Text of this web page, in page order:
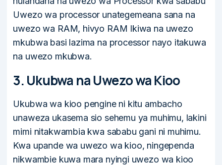
Uwezo wa processor unategemeana sana na
uwezo wa RAM, hivyo RAM Ikiwa na uwezo
mkubwa basi lazima na processor nayo itakuwa
na uwezo mkubwa.
3. Ukubwa na Uwezo wa Kioo
Ukubwa wa kioo pengine ni kitu ambacho
unaweza ukasema sio sehemu ya muhimu, lakini
mimi nitakwambia kwa sababu gani ni muhimu.
Kwa upande wa uwezo wa kioo, ningependa
nikwambie kuwa mara nyingi uwezo wa kioo